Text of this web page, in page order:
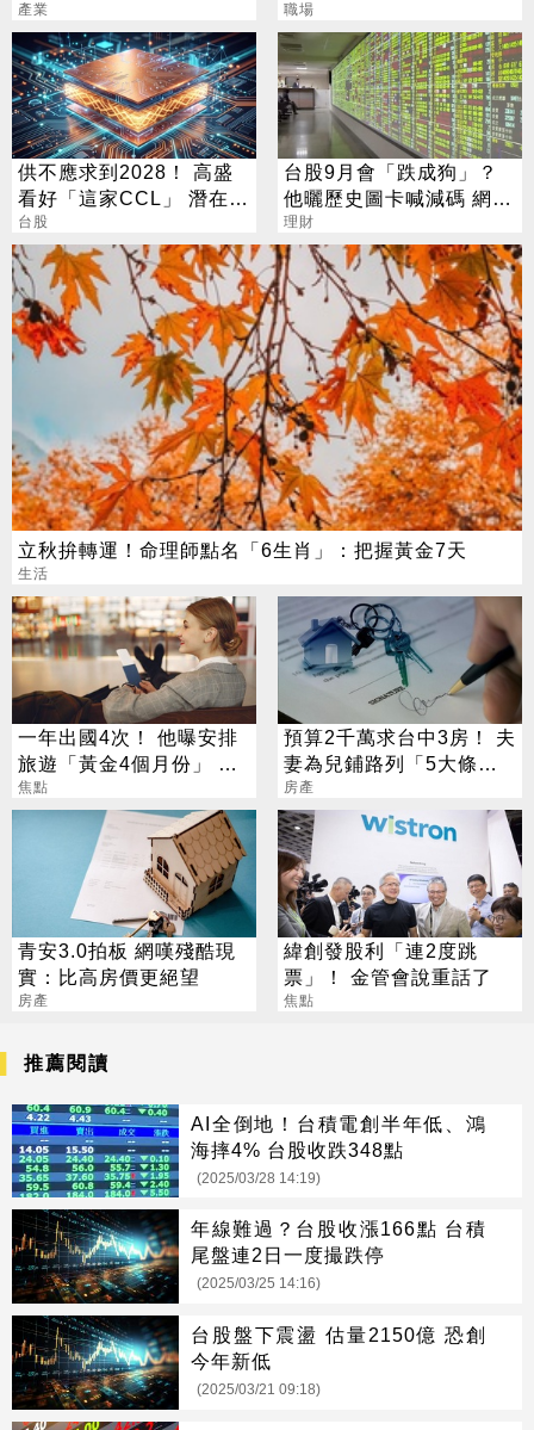
迎兆元商機
產業
行：月收10萬
職場
供不應求到2028！ 高盛
看好「這家CCL」 潛在漲
幅171%
台股
台股9月會「跌成狗」？
他曬歷史圖卡喊減碼 網看
法兩極
理財
立秋拚轉運！命理師點名「6生肖」：把握黃金7天
生活
一年出國4次！ 他曝安排
旅遊「黃金4個月份」 卡
對整年活在期待中
焦點
預算2千萬求台中3房！ 夫
妻為兒鋪路列「5大條
件」 網秒推這區
房產
青安3.0拍板 網嘆殘酷現
實：比高房價更絕望
房產
緯創發股利「連2度跳
票」！ 金管會說重話了
焦點
推薦閱讀
AI全倒地！台積電創半年低、鴻
海摔4% 台股收跌348點
(2025/03/28 14:19)
年線難過？台股收漲166點 台積
尾盤連2日一度撮跌停
(2025/03/25 14:16)
台股盤下震盪 估量2150億 恐創
今年新低
(2025/03/21 09:18)